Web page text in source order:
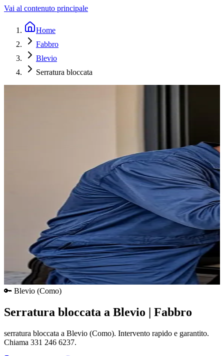
Vai al contenuto principale
Home
Fabbro
Blevio
Serratura bloccata
🔑 Blevio (Como)
Serratura bloccata a Blevio | Fabbro
serratura bloccata a Blevio (Como). Intervento rapido e garantito.
Chiama 331 246 6237.